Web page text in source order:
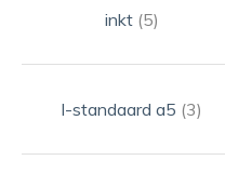
inkt (5)
l-standaard a5 (3)